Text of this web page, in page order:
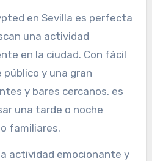
en Sevilla es perfecta
una actividad
en la ciudad. Con fácil
y una gran
y bares cercanos, es
una tarde o noche
familiares.
actividad emocionante y